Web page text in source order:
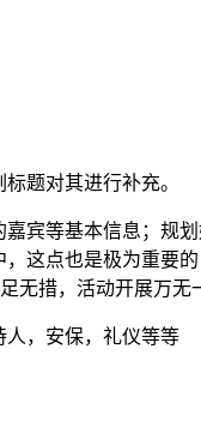
题对其进行补充。
宾等基本信息；规
这点也是极为重要
无措，活动开展万无
人，安保，礼仪等等